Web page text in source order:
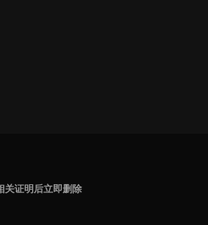
关证明后立即删除